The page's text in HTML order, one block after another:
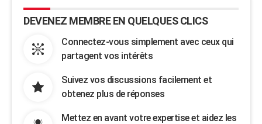
DEVENEZ MEMBRE EN QUELQUES CLICS
Connectez-vous simplement avec ceux qui
partagent vos intérêts
Suivez vos discussions facilement et
obtenez plus de réponses
Mettez en avant votre expertise et aidez les